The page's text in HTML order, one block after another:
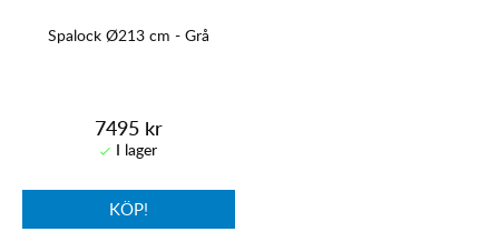
Spalock Ø213 cm - Grå
7495 kr
KÖP!